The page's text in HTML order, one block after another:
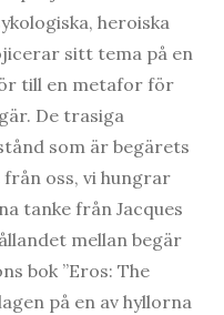
heroiska
sitt tema på en
till en metafor för
De trasiga
som är begärets
oss, vi hungrar
tanke från Jacques
mellan begär
bok ”Eros: The
på en av hyllorna